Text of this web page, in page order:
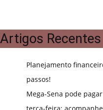
Artigos Recentes
Planejamento
passos!
Mega-Sena pode